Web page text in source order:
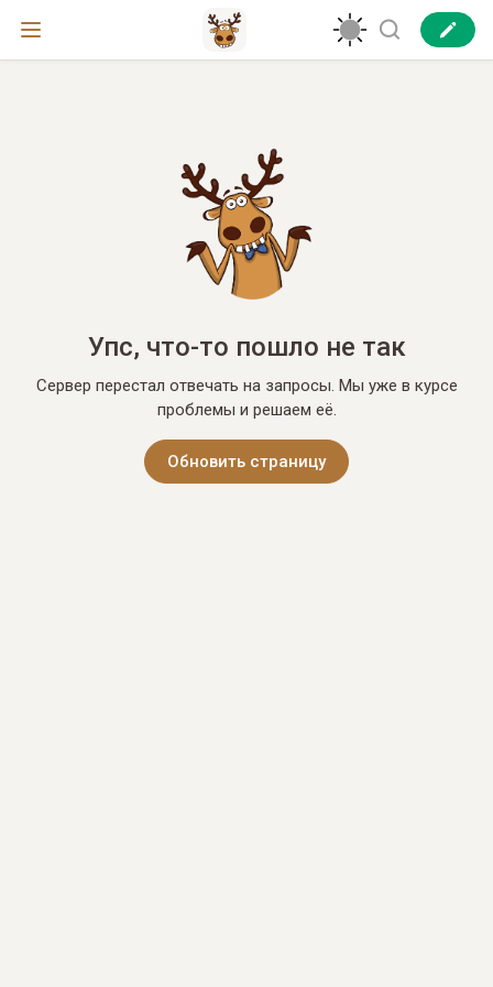
Упс, что-то пошло не так
Сервер перестал отвечать на запросы. Мы уже в курсе
проблемы и решаем её.
Обновить страницу